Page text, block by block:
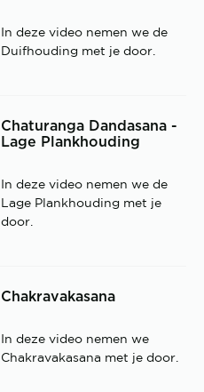
In deze video nemen we de
Duifhouding met je door.
Chaturanga Dandasana -
Lage Plankhouding
In deze video nemen we de
Lage Plankhouding met je
door.
Chakravakasana
In deze video nemen we
Chakravakasana met je door.